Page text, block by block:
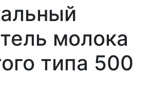
молока
типа 500